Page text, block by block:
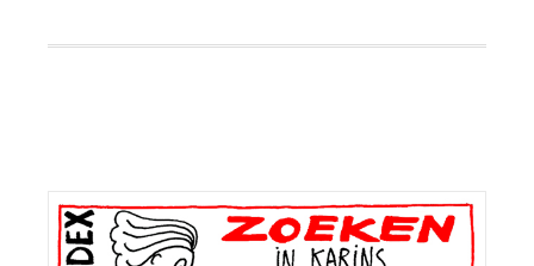
Primaire
Sidebar